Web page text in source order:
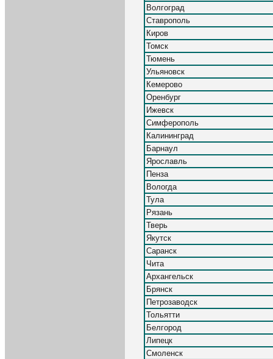
Волгоград
Ставрополь
Киров
Томск
Тюмень
Ульяновск
Кемерово
Оренбург
Ижевск
Симферополь
Калининград
Барнаул
Ярославль
Пенза
Вологда
Тула
Рязань
Тверь
Якутск
Саранск
Чита
Архангельск
Брянск
Петрозаводск
Тольятти
Белгород
Липецк
Смоленск